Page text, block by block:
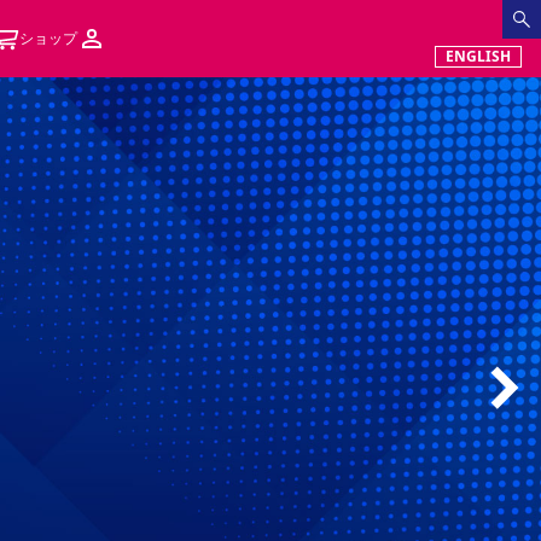
ショップ
ENGLISH